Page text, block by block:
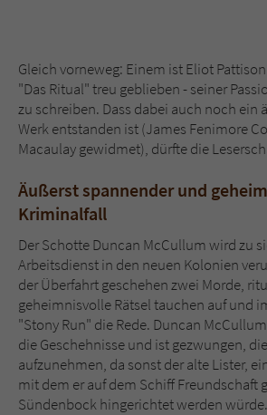
Gleich vorneweg: Einem ist Eliot
"Das Ritual" treu geblieben - seiner
zu schreiben. Dass dabei auch noch ein
Werk entstanden ist (James Fenimore
Macaulay gewidmet), dürfte die
Äußerst spannender und
Kriminalfall
Der Schotte Duncan McCullum wird zu
Arbeitsdienst in den neuen Kolonien
der Überfahrt geschehen zwei Morde,
geheimnisvolle Rätsel tauchen auf und
"Stony Run" die Rede. Duncan
die Geschehnisse und ist gezwungen,
aufzunehmen, da sonst der alte Lister,
mit dem er auf dem Schiff Freundschaft
Sündenbock hingerichtet werden würde.